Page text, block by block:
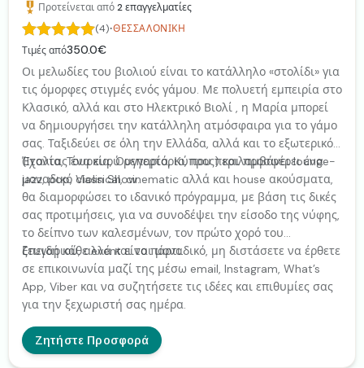
Προτείνεται από2επαγγελματίες
(4)·ΘΕΣΣΑΛΟΝΊΚΗ
Τιμές από350.0€
Οι μελωδίες του βιολιού είναι το κατάλληλο «στολίδι» για
τις όμορφες στιγμές ενός γάμου. Με πολυετή εμπειρία στο
Κλασικό, αλλά και στο Ηλεκτρικό Βιολί , η Μαρία μπορεί
να δημιουργήσει την κατάλληλη ατμόσφαιρα για το γάμο
σας. Ταξιδεύει σε όλη την Ελλάδα, αλλά και το εξωτερικό
(Ιταλία, Τουρκία, Ουγγαρία, Κύπρος) και προσφέρει ένα
μοναδικό Violin Show.
Έχοντας ένα ευρύ ρεπερτόριο, που περιλαμβάνει lounge-
jazz, pop, classical, cinematic αλλά και house ακούσματα,
θα διαμορφώσει το ιδανικό πρόγραμμα, με βάση τις δικές
σας προτιμήσεις, για να συνοδέψει την είσοδο της νύφης,
το δείπνο των καλεσμένων, τον πρώτο χορό του
ζευγαριού, αλλά και το πάρτι.
Επειδή κάθε event είναι μοναδικό, μη διστάσετε να έρθετε
σε επικοινωνία μαζί της μέσω email, Instagram, What’s
App, Viber και να συζητήσετε τις ιδέες και επιθυμίες σας
για την ξεχωριστή σας ημέρα.
Ζητήστε Προσφορά